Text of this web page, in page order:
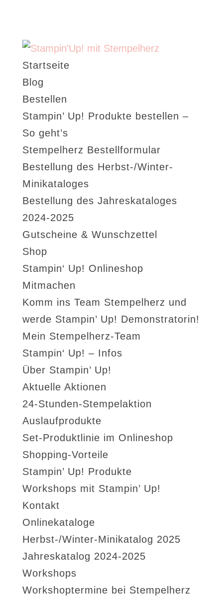
Startseite
Blog
Bestellen
Stampin’ Up! Produkte bestellen –
So geht’s
Stempelherz Bestellformular
Bestellung des Herbst-/Winter-
Minikataloges
Bestellung des Jahreskataloges
2024-2025
Gutscheine & Wunschzettel
Shop
Stampin‘ Up! Onlineshop
Mitmachen
Komm ins Team Stempelherz und
werde Stampin’ Up! Demonstratorin!
Mein Stempelherz-Team
Stampin‘ Up! – Infos
Über Stampin’ Up!
Aktuelle Aktionen
24-Stunden-Stempelaktion
Auslaufprodukte
Set-Produktlinie im Onlineshop
Shopping-Vorteile
Stampin’ Up! Produkte
Workshops mit Stampin’ Up!
Kontakt
Onlinekataloge
Herbst-/Winter-Minikatalog 2025
Jahreskatalog 2024-2025
Workshops
Workshoptermine bei Stempelherz